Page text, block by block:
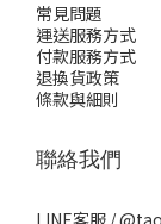
常見問題
運送服務方式
付款服務方式
退換貨政策
條款與細則
聯絡我們
LINE客服 /